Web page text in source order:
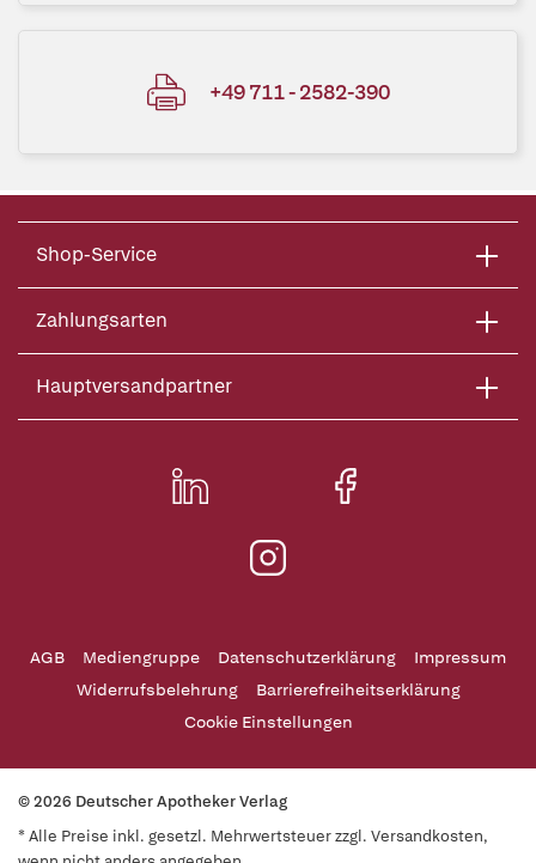
+49 711 - 2582-390
Shop-Service
Zahlungsarten
Hauptversandpartner
AGB Mediengruppe Datenschutzerklärung
Impressum
Widerrufsbelehrung
Barrierefreiheitserklärung
Cookie Einstellungen
© 2026 Deutscher Apotheker Verlag
* Alle Preise inkl. gesetzl. Mehrwertsteuer zzgl. Versandkosten,